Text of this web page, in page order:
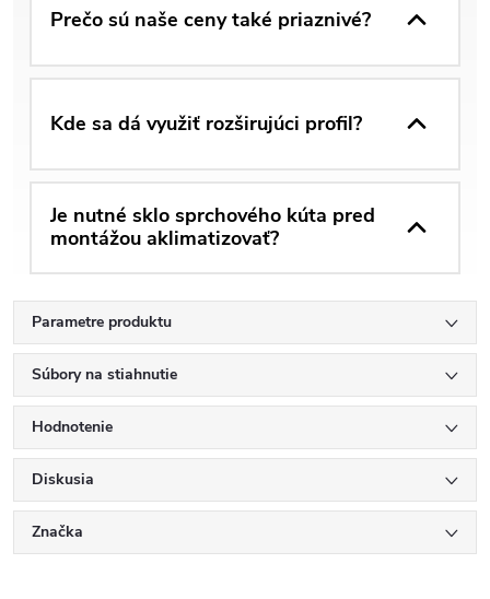
Prečo sú naše ceny také priaznivé?
Kde sa dá využiť rozširujúci profil?
Je nutné sklo sprchového kúta pred
montážou aklimatizovať?
Parametre produktu
Súbory na stiahnutie
Hodnotenie
Diskusia
Značka